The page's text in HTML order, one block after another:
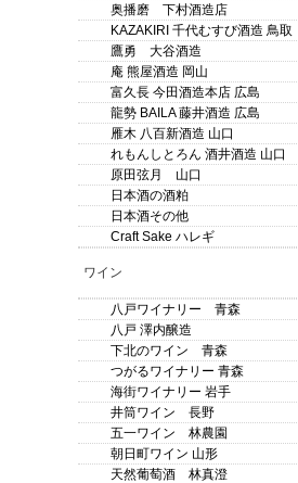
奥播磨 下村酒造店
KAZAKIRI 千代むすび酒造 鳥取
鷹勇 大谷酒造
庵 熊屋酒造 岡山
富久長 今田酒造本店 広島
龍勢 BAILA 藤井酒造 広島
雁木 八百新酒造 山口
れもんしとろん 酒井酒造 山口
原田弦月 山口
日本酒の酒粕
日本酒その他
Craft Sake ハレギ
ワイン
八戸ワイナリー 青森
八戸 澤内醸造
下北のワイン 青森
つがるワイナリー 青森
海街ワイナリー 岩手
井筒ワイン 長野
五一ワイン 林農園
朝日町ワイン 山形
天然葡萄酒 林真澄